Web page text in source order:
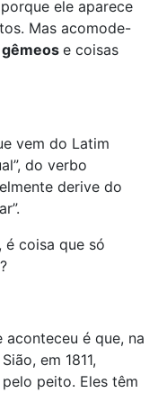
ele aparece
Mas acomode-
gêmeos e coisas
vem do Latim
do verbo
derive do
, é coisa que só
aconteceu é que, na
em 1811,
peito. Eles têm